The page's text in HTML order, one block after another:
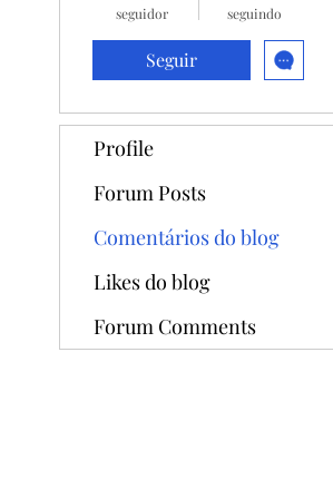
seguidor seguindo
Seguir
Profile
Forum Posts
Comentários do blog
Likes do blog
Forum Comments